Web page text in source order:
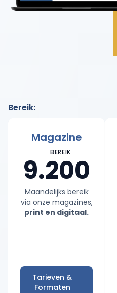
Bereik:
Magazine
BEREIK
9.200
Maandelijks bereik
via onze magazines,
print en digitaal.
Tarieven &
Formaten